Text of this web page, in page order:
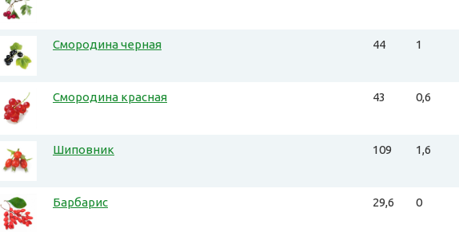
Смородина черная 44 1
Смородина красная 43 0,6
Шиповник 109 1,6
Барбарис 29,6 0